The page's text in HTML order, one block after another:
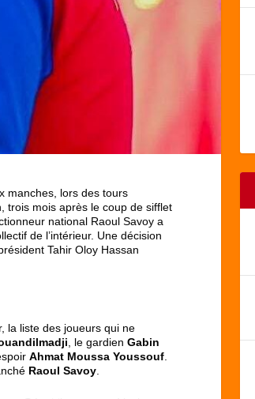
manches, lors des tours
trois mois après le coup de sifflet
national Raoul Savoy a
de l’intérieur. Une décision
Tahir Oloy Hassan
la liste des joueurs qui ne
, le gardienGabin
Ahmat Moussa Youssouf
Raoul Savoy